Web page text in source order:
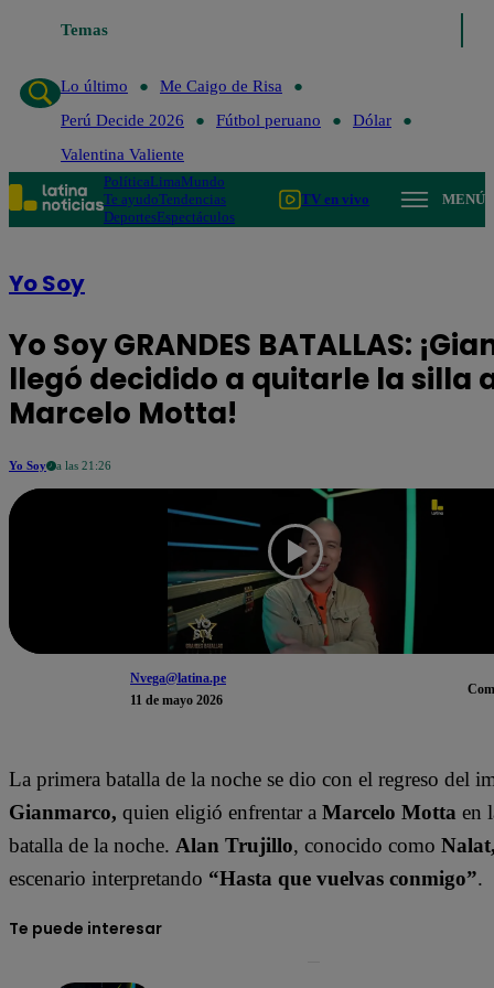
Temas
Lo último
Lo último
Me Caigo de Risa
Perú Decide 2026
Fútbol peruano
Dólar
Valentina Valiente
PolíticaLimaMundo
Te ayudoTendencias
DeportesEspectáculos
TV en vivo MENÚ
Yo Soy
Yo Soy GRANDES BATALLAS:
llegó decidido a quitarle la silla
Marcelo Motta!
Yo Soy a las 21:26
Nvega@latina.pe
11 de mayo 2026
La primera batalla de la noche se dio con el regreso del
Gianmarco, quien eligió enfrentar a Marcelo Motta en
batalla de la noche. Alan Trujillo, conocido como
escenario interpretando “Hasta que vuelvas conmigo”.
Te puede interesar